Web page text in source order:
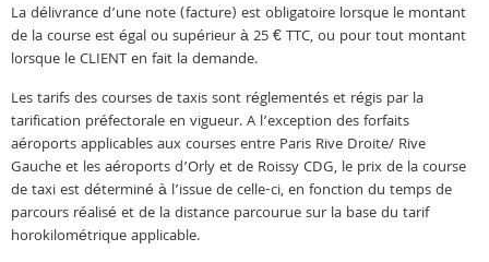
La délivrance d’une note (facture) est obligatoire lorsque le montant
de la course est égal ou supérieur à 25 € TTC, ou pour tout montant
lorsque le CLIENT en fait la demande.
Les tarifs des courses de taxis sont réglementés et régis par la
tarification préfectorale en vigueur. A l’exception des forfaits
aéroports applicables aux courses entre Paris Rive Droite/ Rive
Gauche et les aéroports d’Orly et de Roissy CDG, le prix de la course
de taxi est déterminé à l’issue de celle-ci, en fonction du temps de
parcours réalisé et de la distance parcourue sur la base du tarif
horokilométrique applicable.